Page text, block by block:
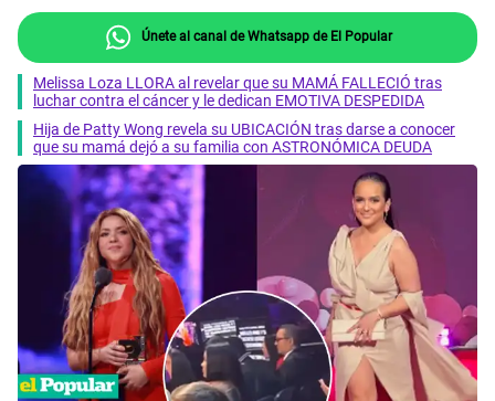
Únete al canal de Whatsapp de El Popular
Melissa Loza LLORA al revelar que su MAMÁ FALLECIÓ tras
luchar contra el cáncer y le dedican EMOTIVA DESPEDIDA
Hija de Patty Wong revela su UBICACIÓN tras darse a conocer
que su mamá dejó a su familia con ASTRONÓMICA DEUDA